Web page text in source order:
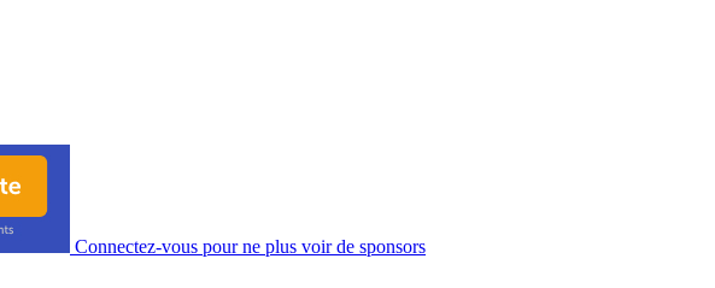
Connectez-vous pour ne plus voir de sponsors